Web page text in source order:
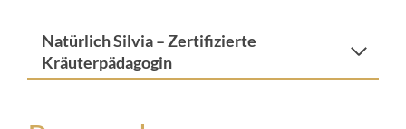
Natürlich Silvia – Zertifizierte
Kräuterpädagogin